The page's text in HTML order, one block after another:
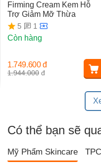
Firming Cream Kem Hỗ
Trợ Giảm Mỡ Thừa
5
1
Còn hàng
1.944.000 đ
1.749.600 đ
Có thể bạn sẽ
Mỹ Phẩm Skincare